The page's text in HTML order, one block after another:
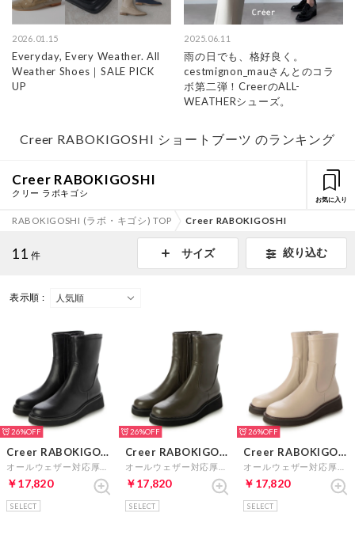
2026.01.15
Everyday, Every Weather. All
Weather Shoes｜SALE PICK
UP
2025.06.11
雨の日でも、格好良く。
cestmignon_mauさんとのコラ
ボ第二弾！CreerのALL-
WEATHERシューズ。
Creer RABOKIGOSHI ショートブーツ のランキング
Creer RABOKIGOSHI
クリー ラボキゴシ
お気に入り
RABOKIGOSHI (ラボ・キゴシ) TOP Creer RABOKIGOSHI
11 件 サイズ 絞り込む
表示順 :
26%
Creer RABOKIGOSHI
￥17,820
SELECT
26%
Creer RABOKIGOSHI
￥17,820
SELECT
26%
Creer RABOKIGOSHI
￥17,820
SELECT